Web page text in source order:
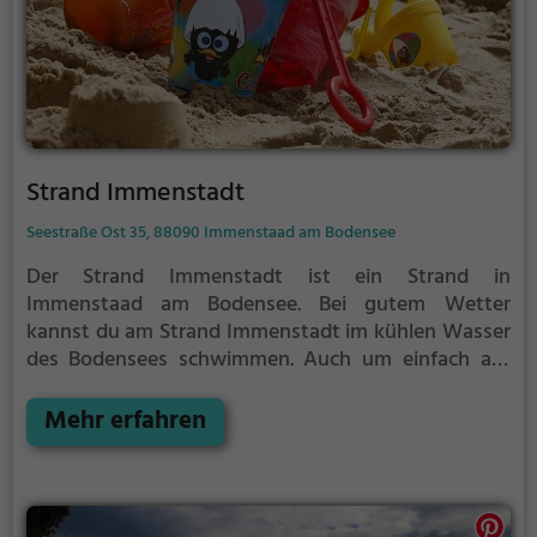
Strand Immenstadt
Seestraße Ost 35, 88090 Immenstaad am Bodensee
Der Strand Immenstadt ist ein Strand in
Immenstaad am Bodensee. Bei gutem Wetter
kannst du am Strand Immenstadt im kühlen Wasser
des Bodensees schwimmen. Auch um einfach auf
Strand Immenstadt genug Platz. Denk aber immer
daran, dich ausreichend vor der Sonne zu schützen.
Mehr erfahren